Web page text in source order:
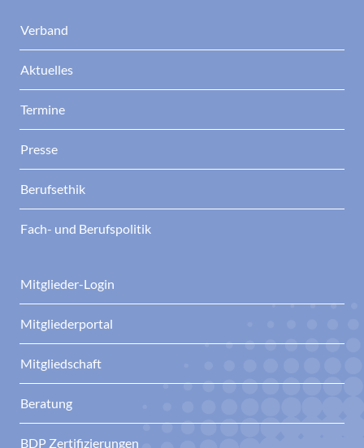
Verband
Aktuelles
Termine
Presse
Berufsethik
Fach- und Berufspolitik
Mitglieder-Login
Mitgliederportal
Mitgliedschaft
Beratung
BDP Zertifizierungen